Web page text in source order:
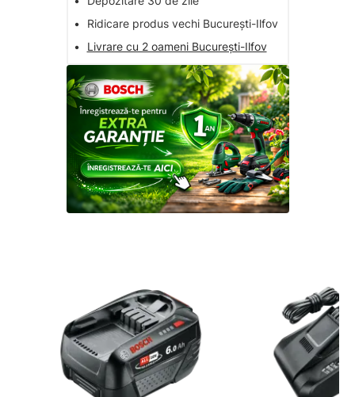
•
Ridicare produs vechi București-Ilfov
•
Livrare cu 2 oameni București-Ilfov